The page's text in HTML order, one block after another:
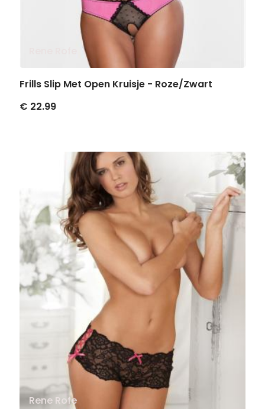
Frills Slip Met Open Kruisje - Roze/Zwart
€ 22.99
Rene Rofe